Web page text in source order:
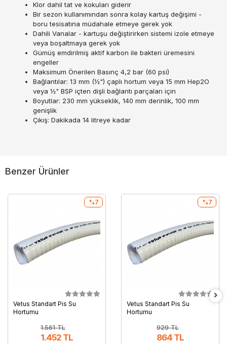
Klor dahil tat ve kokuları giderir
Bir sezon kullanımından sonra kolay kartuş değişimi -
boru tesisatına müdahale etmeye gerek yok
Dahili Vanalar - kartuşu değiştirirken sistemi izole etmeye
veya boşaltmaya gerek yok
Gümüş emdirilmiş aktif karbon ile bakteri üremesini
engeller
Maksimum Önerilen Basınç 4,2 bar (60 psi)
Bağlantılar: 13 mm (½") çaplı hortum veya 15 mm Hep2O
veya ½" BSP içten dişli bağlantı parçaları için
Boyutlar: 230 mm yükseklik, 140 mm derinlik, 100 mm
genişlik
Çıkış: Dakikada 14 litreye kadar
Benzer Ürünler
Vetus Standart Pis Su
Hortumu
1.561 TL
1.452 TL
%7
Vetus Standart Pis Su
Hortumu
929 TL
864 TL
%7